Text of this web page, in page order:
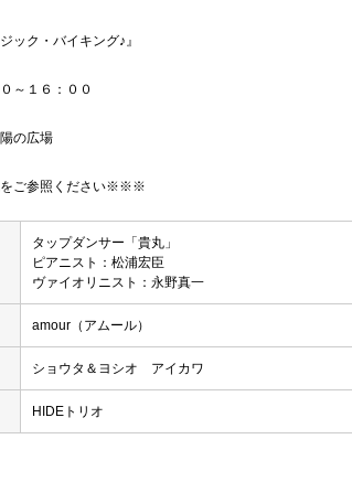
ック・バイキング♪』
～１６：００
の広場
ご参照ください※※※
タップダンサー「貴丸」
ピアニスト：松浦宏臣
ヴァイオリニスト：永野真一
amour（アムール）
ショウタ＆ヨシオ アイカワ
HIDEトリオ